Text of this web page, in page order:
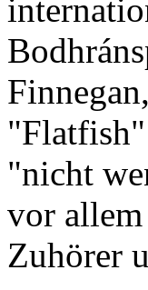
"nicht
vor
Zuhörer